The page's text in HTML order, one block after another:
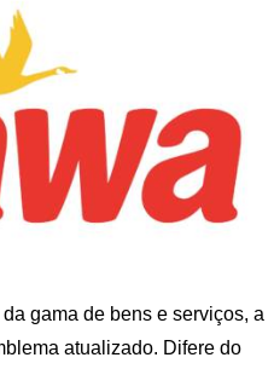
gama de bens e serviços, a
atualizado. Difere do